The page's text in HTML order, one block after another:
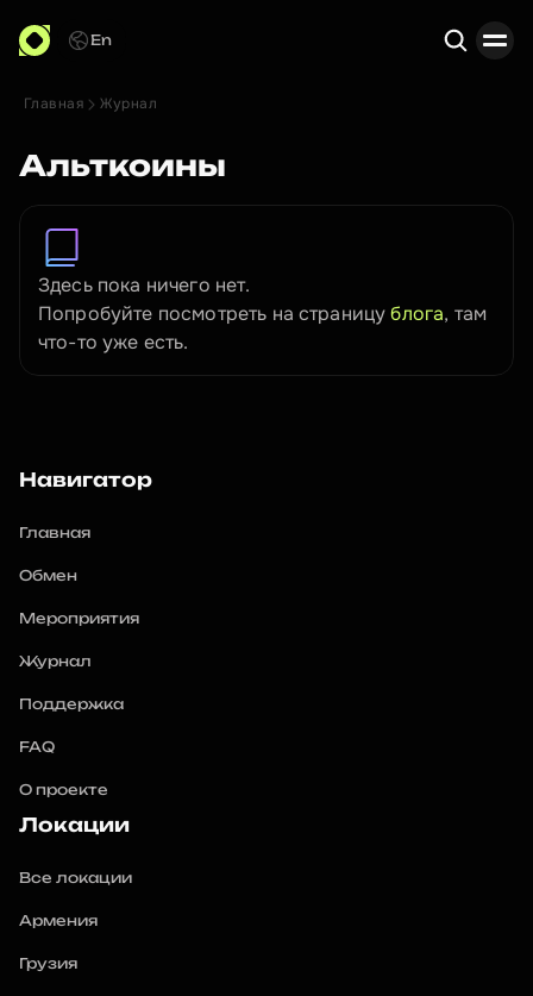
En
Главная Журнал
Альткоины
Здесь пока ничего нет.
Попробуйте посмотреть на страницу блога, там
что-то уже есть.
Навигатор
Главная
Обмен
Мероприятия
Журнал
Поддержка
FAQ
О проекте
Локации
Все локации
Армения
Грузия